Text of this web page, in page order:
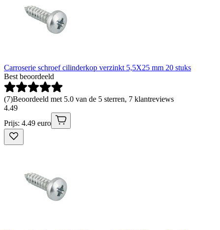
Carroserie schroef cilinderkop verzinkt 5,5X25 mm 20 stuks
Best beoordeeld
(7)Beoordeeld met 5.0 van de 5 sterren, 7 klantreviews
4.49
Prijs: 4.49 euro